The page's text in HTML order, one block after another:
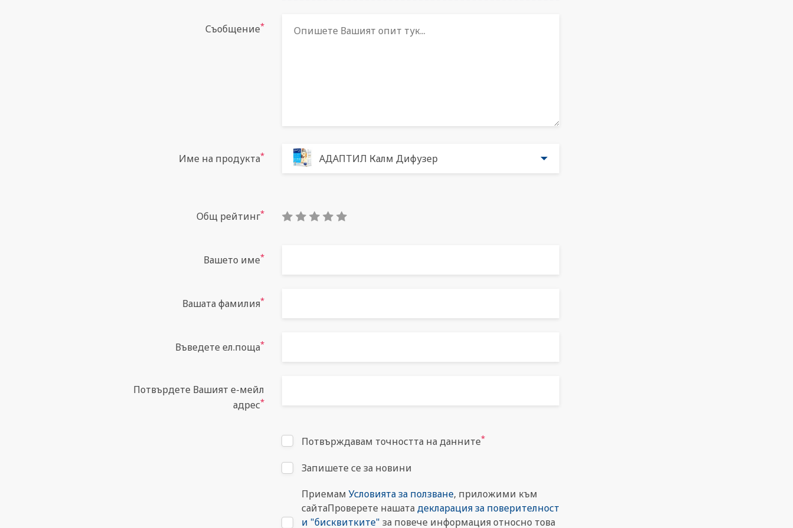
Съобщение*
Име на продукта* АДАПТИЛ Калм Дифузер
Общ рейтинг*
Вашето име*
Вашата фамилия*
Въведете ел.поща*
Потвърдете Вашият е-мейл
адрес*
Потвърждавам точността на данните*
Запишете се за новини
Приемам Условията за ползване, приложими към
сайтаПроверете нашатадекларация за поверителност
и "бисквитките" за повече информация относно това